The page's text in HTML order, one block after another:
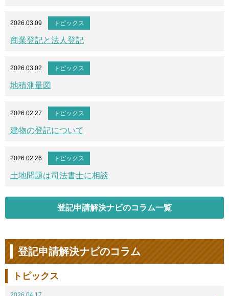
2026.03.09 トピックス
商業登記と法人登記
2026.03.02 トピックス
地積測量図
2026.02.27 トピックス
建物の登記について
2026.02.26 トピックス
土地問題は司法書士に相談
登記申請解決ナビのコラム一覧
登記申請解決ナビのコラム
トピックス